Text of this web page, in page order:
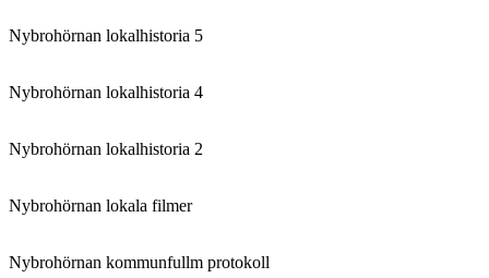
Nybrohörnan lokalhistoria 5
Nybrohörnan lokalhistoria 4
Nybrohörnan lokalhistoria 2
Nybrohörnan lokala filmer
Nybrohörnan kommunfullm protokoll